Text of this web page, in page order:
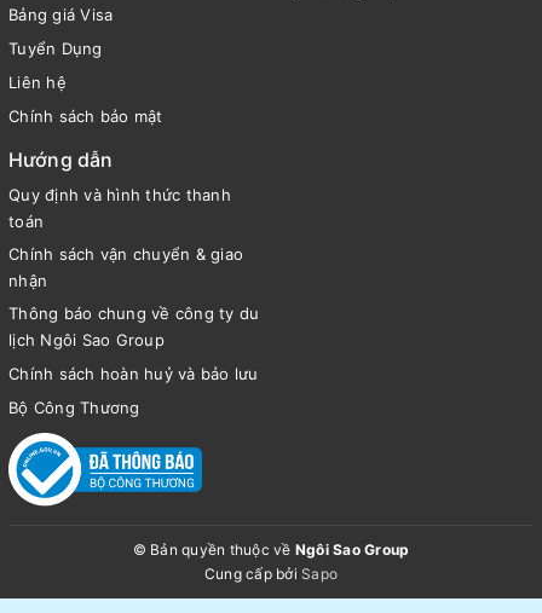
Bảng giá Visa
Tuyển Dụng
Liên hệ
Chính sách bảo mật
Hướng dẫn
Quy định và hình thức thanh
toán
Chính sách vận chuyển & giao
nhận
Thông báo chung về công ty du
lịch Ngôi Sao Group
Chính sách hoàn huỷ và bảo lưu
Bộ Công Thương
© Bản quyền thuộc về Ngôi Sao Group
Cung cấp bởi Sapo